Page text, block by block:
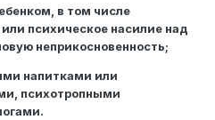
в том числе
психическое насилие над
неприкосновенность;
напитками или
психотропными